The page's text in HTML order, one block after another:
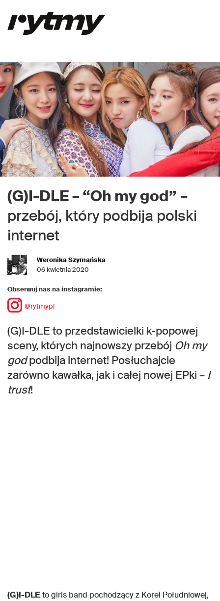
(G)I-DLE – “Oh my god” –
przebój, który podbija polski
internet
Weronika Szymańska
06 kwietnia 2020
Obserwuj nas na instagramie:
@rytmypl
(G)I-DLE to przedstawicielki k-popowej
sceny, których najnowszy przebój Oh my
godpodbija internet! Posłuchajcie
zarówno kawałka, jak i całej nowej EPki – I
trust!
(G)I-DLE to girls band pochodzący z Korei Południowej,